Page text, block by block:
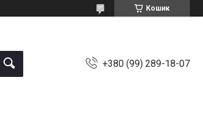
Кошик
+380 (99) 289-18-07